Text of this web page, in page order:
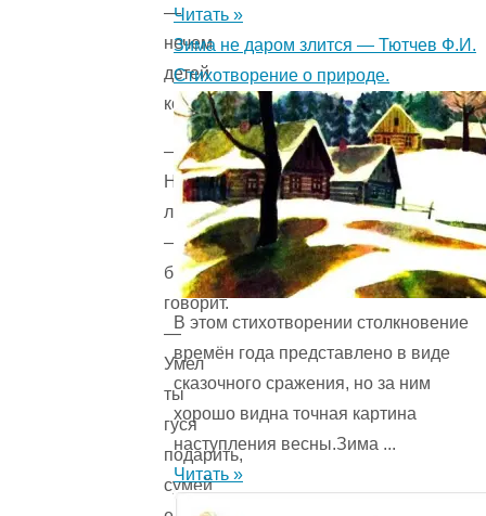
—
нечем
детей
кормить.
—
Ну
ладно,
—
барин
говорит.
—
Умел
ты
гуся
подарить,
сумей
Читать »
Зима не даром злится — Тютчев Ф.И.
Стихотворение о природе.
В этом стихотворении столкновение
времён года представ­лено в виде
сказочного сражения, но за ним
хорошо видна точная картина
наступления весны.Зима ...
Читать »